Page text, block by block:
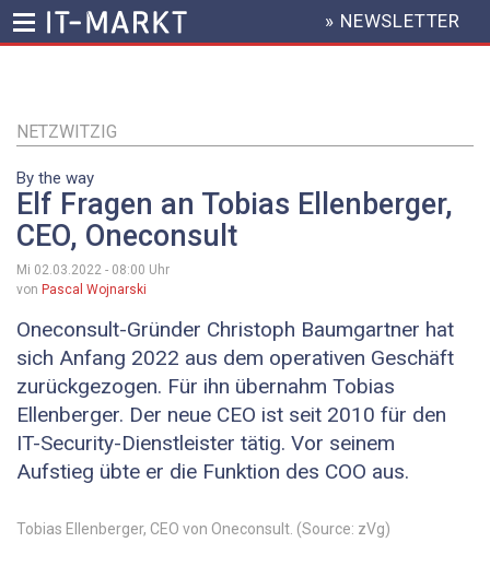
Inhalt
HEADER
MENU
» NEWSLETTER
NETZWITZIG
By the way
Elf Fragen an Tobias Ellenberger,
CEO, Oneconsult
Mi 02.03.2022 - 08:00 Uhr
von Pascal Wojnarski
Oneconsult-Gründer Christoph Baumgartner hat
sich Anfang 2022 aus dem operativen Geschäft
zurückgezogen. Für ihn übernahm Tobias
Ellenberger. Der neue CEO ist seit 2010 für den
IT-Security-Dienstleister tätig. Vor seinem
Aufstieg übte er die Funktion des COO aus.
Tobias Ellenberger, CEO von Oneconsult. (Source: zVg)